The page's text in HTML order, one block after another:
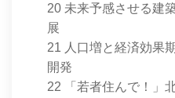
20 未来予感させる建
展
21 人口増と経済効果
開発
22 「若者住んで！」